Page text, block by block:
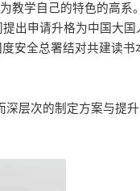
教学自己的特色的高系
出申请升格为中国大国
安全总署结对共建读书
层次的制定方案与提